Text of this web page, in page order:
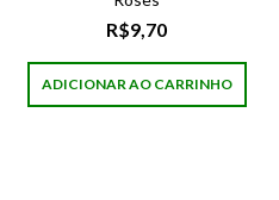
R$9,70
ADICIONAR AO CARRINHO